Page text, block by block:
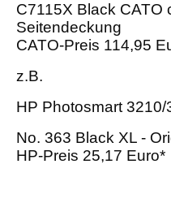
C7115X Black CATO
Seitendeckung
CATO-Preis 114,95
z.B.
HP Photosmart
No. 363 Black XL -
HP-Preis 25,17 Euro*